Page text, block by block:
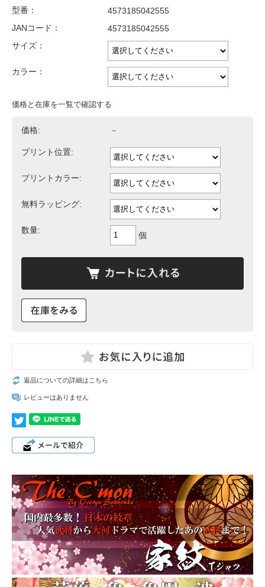
型番：
4573185042555
JANコード：
4573185042555
サイズ：
カラー：
価格と在庫を一覧で確認する
価格: －
プリント位置:
プリントカラー:
無料ラッピング:
数量:
個
返品についての詳細はこちら
レビューはありません